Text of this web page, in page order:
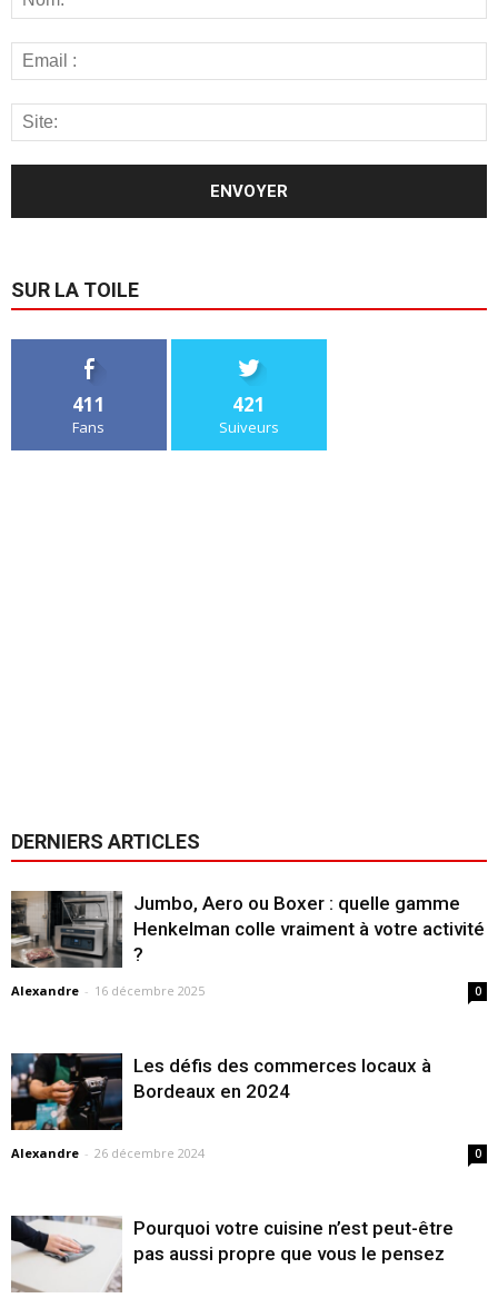
SUR LA TOILE
411
Fans
421
Suiveurs
DERNIERS ARTICLES
Jumbo, Aero ou Boxer : quelle gamme
Henkelman colle vraiment à votre activité
?
Alexandre - 16 décembre 2025 0
Les défis des commerces locaux à
Bordeaux en 2024
Alexandre - 26 décembre 2024 0
Pourquoi votre cuisine n’est peut-être
pas aussi propre que vous le pensez